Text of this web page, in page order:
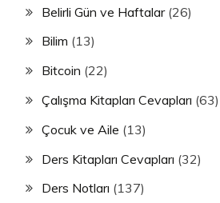
Belirli Gün ve Haftalar(26)
Bilim (13)
Bitcoin (22)
Çalışma Kitapları Cevapları (63)
Çocuk ve Aile (13)
Ders Kitapları Cevapları (32)
Ders Notları (137)